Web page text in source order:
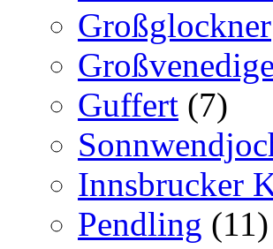
Großglockner
Guffert (7)
Innsbrucker
Pendling (11)